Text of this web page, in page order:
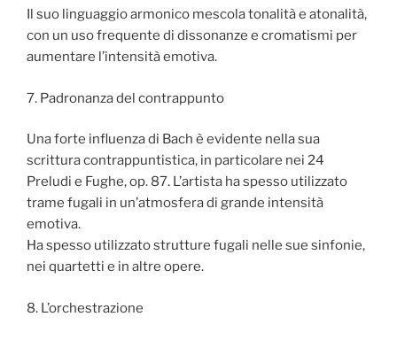
Il suo linguaggio armonico mescola tonalità e atonalità,
con un uso frequente di dissonanze e cromatismi per
aumentare l’intensità emotiva.
7. Padronanza del contrappunto
Una forte influenza di Bach è evidente nella sua
scrittura contrappuntistica, in particolare nei 24
Preludi e Fughe, op. 87. L’artista ha spesso utilizzato
trame fugali in un’atmosfera di grande intensità
emotiva.
Ha spesso utilizzato strutture fugali nelle sue sinfonie,
nei quartetti e in altre opere.
8. L’orchestrazione